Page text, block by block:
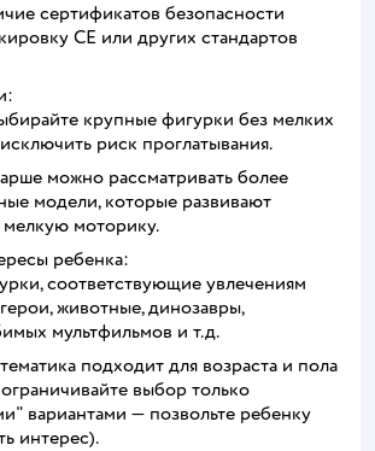
сертификатов безопасности
CE или других стандартов
крупные фигурки без мелких
риск проглатывания.
можно рассматривать более
модели, которые развивают
моторику.
ребенка:
соответствующие увлечениям
животные, динозавры,
мультфильмов и т.д.
подходит для возраста и пола
выбор только
вариантами — позвольте ребенку
интерес).